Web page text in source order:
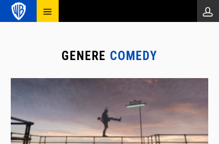
GENERE COMEDY